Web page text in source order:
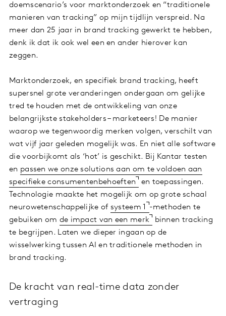
doemscenario’s voor marktonderzoek en “traditionele
manieren van tracking” op mijn tijdlijn verspreid. Na
meer dan 25 jaar in brand tracking gewerkt te hebben,
denk ik dat ik ook wel een en ander hierover kan
zeggen.
Marktonderzoek, en specifiek brand tracking, heeft
supersnel grote veranderingen ondergaan om gelijke
tred te houden met de ontwikkeling van onze
belangrijkste stakeholders – marketeers! De manier
waarop we tegenwoordig merken volgen, verschilt van
wat vijf jaar geleden mogelijk was. En niet alle software
die voorbijkomt als ‘hot’ is geschikt. Bij Kantar testen
en passen we onze solutions aan om te voldoen aan
specifieke consumentenbehoeften
en toepassingen.
Technologie maakte het mogelijk om op grote schaal
neurowetenschappelijke of systeem 1 -methoden te
gebuiken om de impact van een merk
binnen tracking
te begrijpen. Laten we dieper ingaan op de
wisselwerking tussen AI en traditionele methoden in
brand tracking.
De kracht van real-time data zonder
vertraging